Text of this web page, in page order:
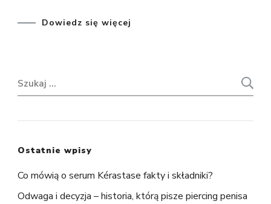
Dowiedz się więcej
Szukaj:
Ostatnie wpisy
Co mówią o serum Kérastase fakty i składniki?
Odwaga i decyzja – historia, którą pisze piercing penisa